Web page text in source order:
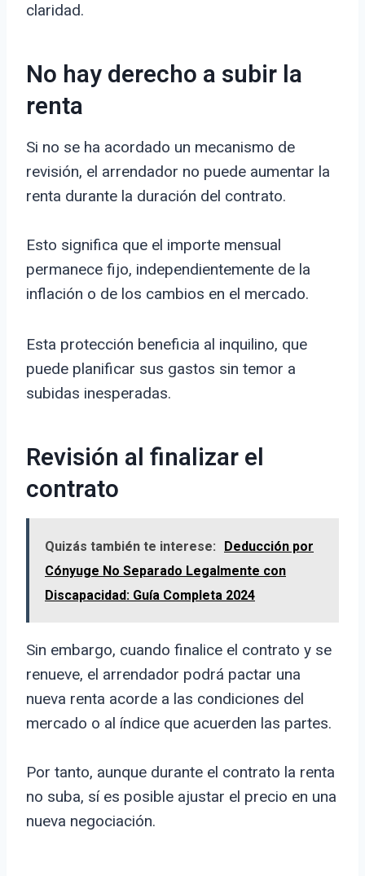
claridad.
No hay derecho a subir la
renta
Si no se ha acordado un mecanismo de
revisión, el arrendador no puede aumentar la
renta durante la duración del contrato.
Esto significa que el importe mensual
permanece fijo, independientemente de la
inflación o de los cambios en el mercado.
Esta protección beneficia al inquilino, que
puede planificar sus gastos sin temor a
subidas inesperadas.
Revisión al finalizar el
contrato
Quizás también te interese:
Deducción por
Cónyuge No Separado Legalmente con
Discapacidad: Guía Completa 2024
Sin embargo, cuando finalice el contrato y se
renueve, el arrendador podrá pactar una
nueva renta acorde a las condiciones del
mercado o al índice que acuerden las partes.
Por tanto, aunque durante el contrato la renta
no suba, sí es posible ajustar el precio en una
nueva negociación.